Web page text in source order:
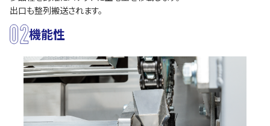
出口も整列搬送されます。
機能性